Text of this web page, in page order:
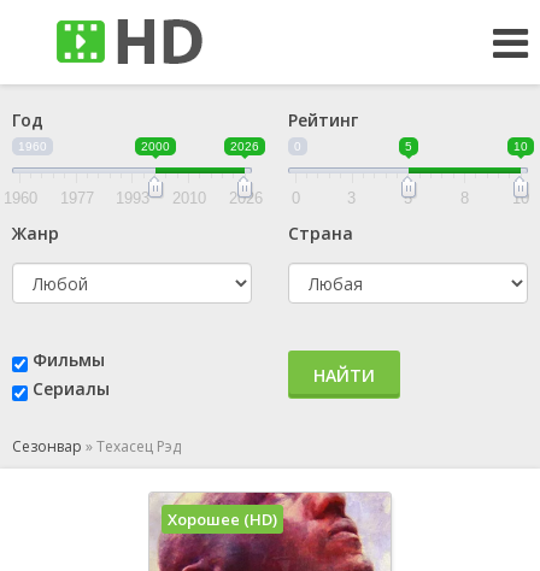
Год
1960 2000 2026
1960 1977 1993 2010 2026
Рейтинг
0 5 10
0 3 5 8 10
Жанр Страна
Фильмы
Сериалы
НАЙТИ
Сезонвар »Техасец Рэд
Хорошее (HD)